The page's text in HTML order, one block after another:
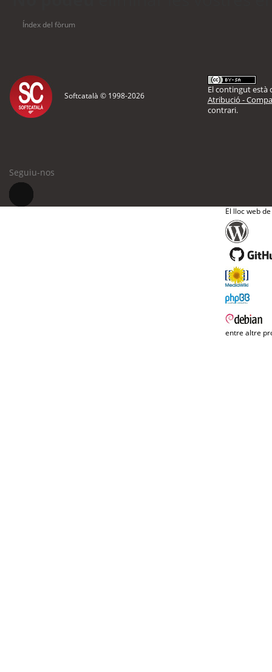
Índex del fòrum
Softcatalà © 1998-2026
El contingut està
Atribució -
contrari.
Seguiu-nos
El lloc web
entre altre